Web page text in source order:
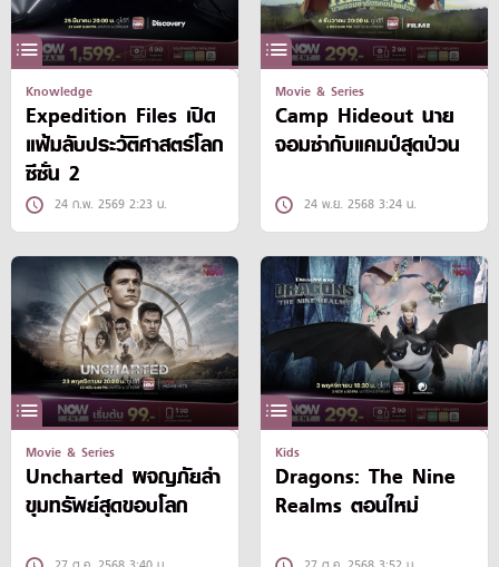
Knowledge
Expedition Files เปิด
แฟ้มลับประวัติศาสตร์โลก
ซีซั่น 2
24 ก.พ. 2569 2:23 น.
Movie & Series
Camp Hideout นาย
จอมซ่ากับแคมป์สุดป่วน
24 พ.ย. 2568 3:24 น.
Movie & Series
Uncharted ผจญภัยล่า
ขุมทรัพย์สุดขอบโลก
Kids
Dragons: The Nine
Realms ตอนใหม่